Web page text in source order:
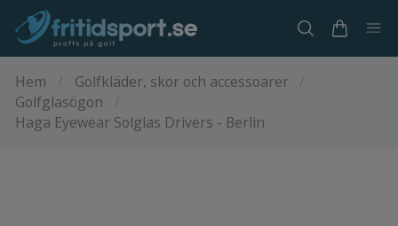
Hem Golfkläder, skor och accessoarer
Golfglasögon
Haga Eyewear Solglas Drivers - Berlin